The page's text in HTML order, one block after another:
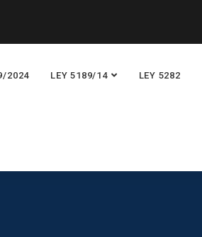
2024 LEY 5189/14 LEY 5282